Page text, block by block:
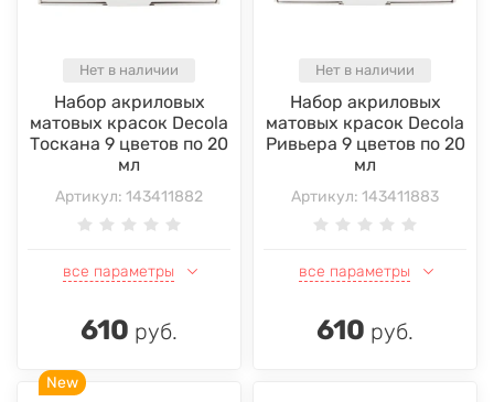
Нет в наличии
Набор акриловых
матовых красок Decola
Тоскана 9 цветов по 20
мл
Артикул: 143411882
все параметры
610 руб.
Нет в наличии
Набор акриловых
матовых красок Decola
Ривьера 9 цветов по 20
мл
Артикул: 143411883
все параметры
610 руб.
New